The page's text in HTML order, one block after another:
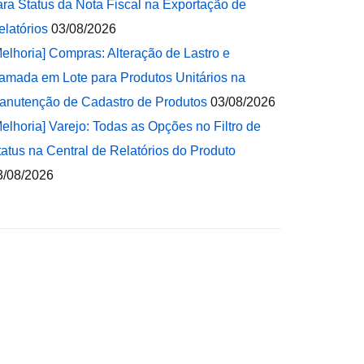
Status da Nota Fiscal na Exportação de
03/08/2026
Compras: Alteração de Lastro e
em Lote para Produtos Unitários na
de Cadastro de Produtos 03/08/2026
Varejo: Todas as Opções no Filtro de
na Central de Relatórios do Produto
08/2026